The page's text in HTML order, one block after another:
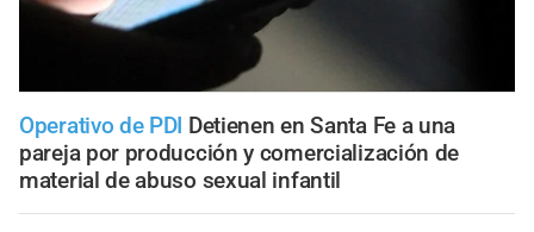
Operativo de PDI Detienen en Santa Fe a una
pareja por producción y comercialización de
material de abuso sexual infantil